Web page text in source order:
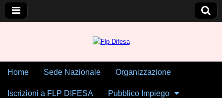
Main menu
Skip to content
Home Sede Nazionale Organizzazione
Iscrizioni a FLP DIFESA Pubblico Impiego